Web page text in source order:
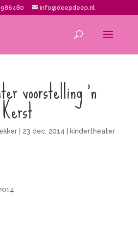
info@deepdeep.nl
voorstelling ’n
| 23 dec, 2014
kindertheater